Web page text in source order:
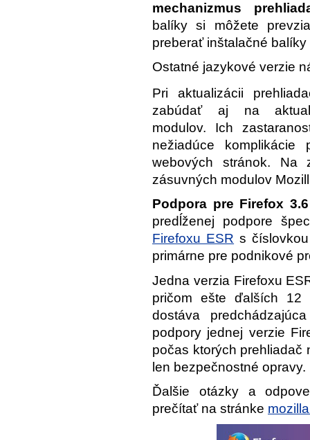
mechanizmus
balíky si môžete
preberať inštalačné
Ostatné jazykové verzie
Pri aktualizácii
zabúdať aj na
modulov. Ich
nežiadúce komplikácie
webových stránok. Na
zásuvných modulov
Podpora pre Firefox 3.6
predĺženej podpore
Firefoxu ESR s
primárne pre podnikové
Jedna verzia Firefoxu
pričom ešte ďalších 12
dostáva
podpory jednej verzie
počas ktorých prehliadač
len bezpečnostné opravy.
Ďalšie otázky a
prečítať na stránke